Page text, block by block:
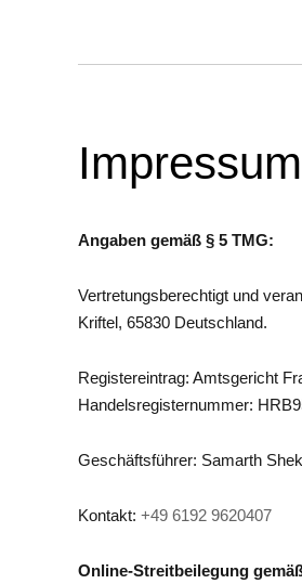
Impressum
Angaben gemäß § 5 TMG:
Vertretungsberechtigt und
Kriftel, 65830 Deutschland.
Registereintrag: Amtsgericht
Handelsregisternummer:
Geschäftsführer: Samarth
Kontakt: +49 6192 9620407
Online-Streitbeilegung